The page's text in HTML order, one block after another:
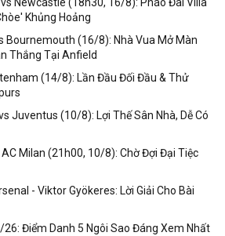
Âu;
Khủng Hoảng
Bournemouth (16/8): Nhà Vua Mở Màn
Thắng Tại Anfield
(14/8): Lần Đầu Đối Đầu & Thử
Juventus (10/8): Lợi Thế Sân Nhà, Dễ Có
Milan (21h00, 10/8): Chờ Đợi Đại Tiệc
- Viktor Gyökeres: Lời Giải Cho Bài
Điểm Danh 5 Ngôi Sao Đáng Xem Nhất